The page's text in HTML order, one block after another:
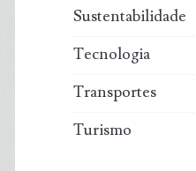
Sustentabilidade
Tecnologia
Transportes
Turismo